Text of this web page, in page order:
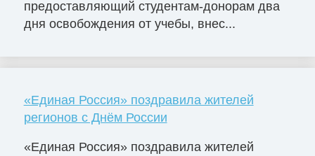
предоставляющий студентам-донорам два
дня освобождения от учебы, внес...
«Единая Россия» поздравила жителей
регионов с Днём России
«Единая Россия» поздравила жителей